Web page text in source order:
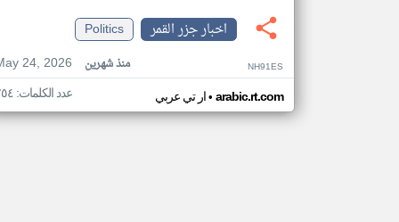
اخبار جزر القمر
Politics
24, 2026
منذ شهرين NH91ES
ار تي عربي• arabic.rt.com عدد الكلمات: ٢٥٤